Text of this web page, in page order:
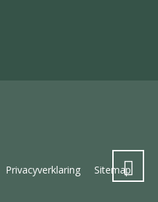
Privacyverklaring Sitemap